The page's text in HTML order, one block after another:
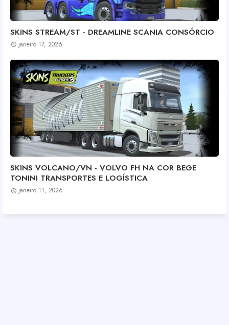
SKINS STREAM/ST - DREAMLINE SCANIA CONSÓRCIO
janeiro 17, 2026
SKINS VOLCANO/VN - VOLVO FH NA COR BEGE
TONINI TRANSPORTES E LOGÍSTICA
janeiro 11, 2026